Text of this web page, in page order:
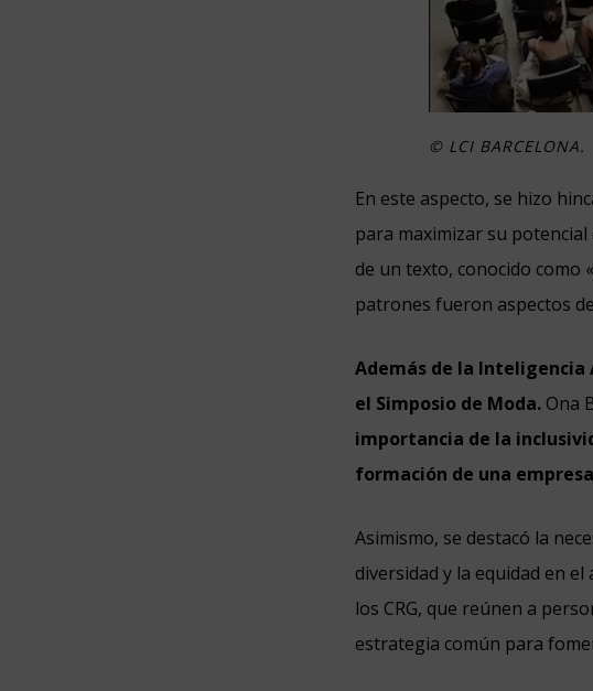
© LCI BARCELONA.
En este aspecto, se hizo
para maximizar su
de un texto, conocido como
patrones fueron aspectos
Además de la
el Simposio de Moda. Ona
importancia de la
formación de una
Asimismo, se destacó la
diversidad y la equidad en
los CRG, que reúnen a
estrategia común para